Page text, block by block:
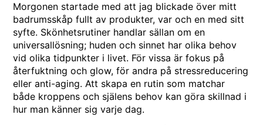
Morgonen startade med att jag blickade över mitt
badrumsskåp fullt av produkter, var och en med sitt
syfte. Skönhetsrutiner handlar sällan om en
universallösning; huden och sinnet har olika behov
vid olika tidpunkter i livet. För vissa är fokus på
återfuktning och glow, för andra på stressreducering
eller anti-aging. Att skapa en rutin som matchar
både kroppens och själens behov kan göra skillnad i
hur man känner sig varje dag.